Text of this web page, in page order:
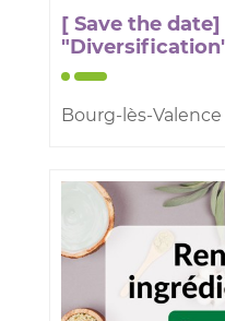
[ Save the
Bourg-lès-Valence